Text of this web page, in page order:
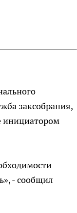
заксобрания,
инициатором
- сообщил